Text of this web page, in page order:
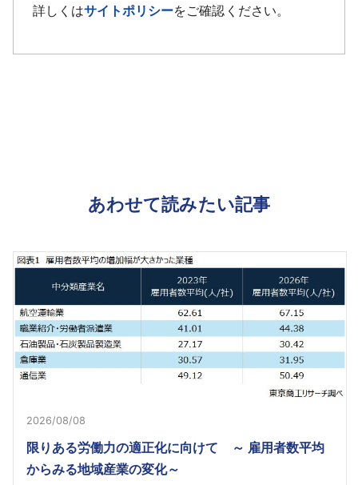
詳しくはサイトポリシーをご確認ください。
あわせて読みたい記事
2026/08/08
限りある労働力の適正化に向けて ～ 雇用者数平均
からみる地域産業の変化～